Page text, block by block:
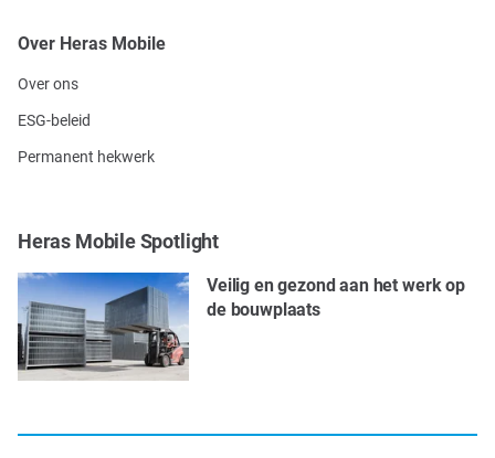
Over Heras Mobile
Over ons
ESG-beleid
Permanent hekwerk
Heras Mobile Spotlight
Veilig en gezond aan het werk op
de bouwplaats